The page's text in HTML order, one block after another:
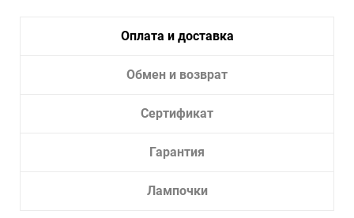
Оплата и доставка
Обмен и возврат
Сертификат
Гарантия
Лампочки